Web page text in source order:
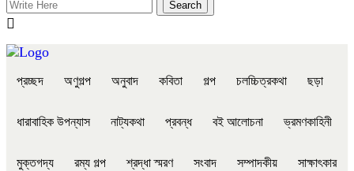
প্রচ্ছদ অণুগল্প অনুবাদ কবিতা গল্প চলচ্চিত্রকথা ছড়া
ধারাবাহিক উপন্যাস নাট্যকথা প্রবন্ধ বই আলোচনা ভ্রমণকাহিনী
মুক্তগদ্য রম্য গল্প শ্রদ্ধা স্মরণ সংবাদ সম্পাদকীয় সাক্ষাৎকার